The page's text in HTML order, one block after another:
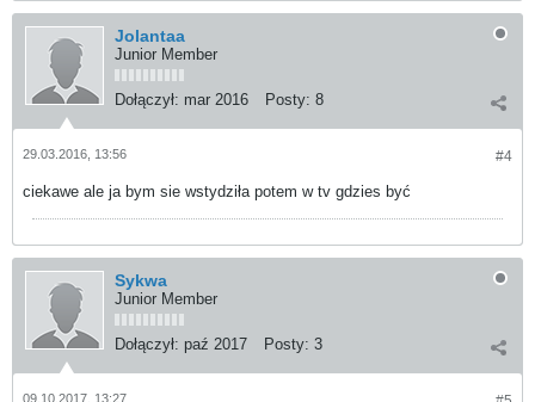
Jolantaa
Junior Member
Dołączył: mar 2016 Posty: 8
#4
29.03.2016, 13:56
ciekawe ale ja bym sie wstydziła potem w tv gdzies być
Sykwa
Junior Member
Dołączył: paź 2017 Posty: 3
09.10.2017, 13:27